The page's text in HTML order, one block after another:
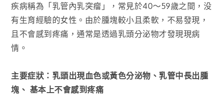
疾病稱為「乳管內乳突瘤」，常見於40～59歲之間，没
有生育經驗的女性。由於腫塊較小且柔軟，不易發現，
且不會感到疼痛，通常是透過乳頭分泌物才發現現病
情。
主要症狀：乳頭出現血色或黃色分泌物、乳管中長出腫
塊、 基本上不會感到疼痛